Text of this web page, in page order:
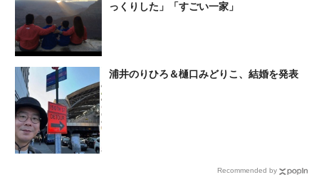
っくりした」「すごい一家」
浦井のりひろ＆樋口みどりこ、結婚を発表
Recommended by